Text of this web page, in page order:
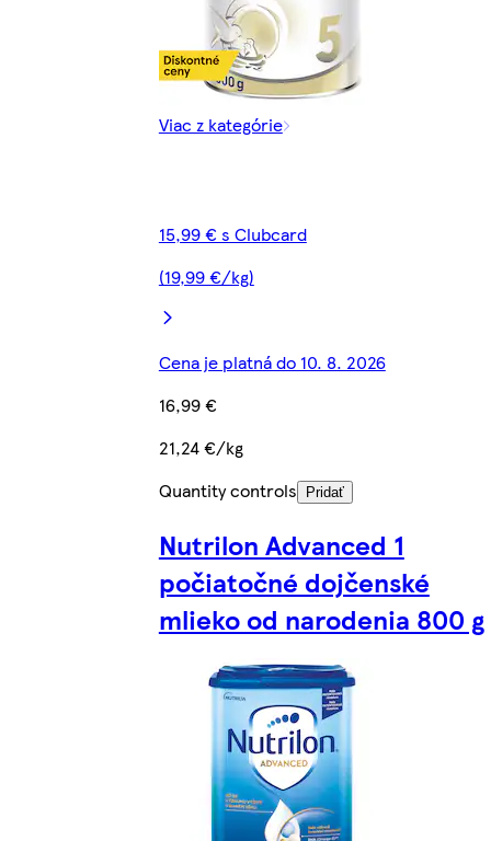
Viac z kategórie
15,99 € s Clubcard
(19,99 €/kg)
Cena je platná do 10. 8. 2026
16,99 €
21,24 €/kg
Quantity controls
Pridať
Nutrilon Advanced 1
počiatočné dojčenské
mlieko od narodenia 800 g